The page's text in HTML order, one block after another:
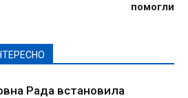
помогли
Рада встановила